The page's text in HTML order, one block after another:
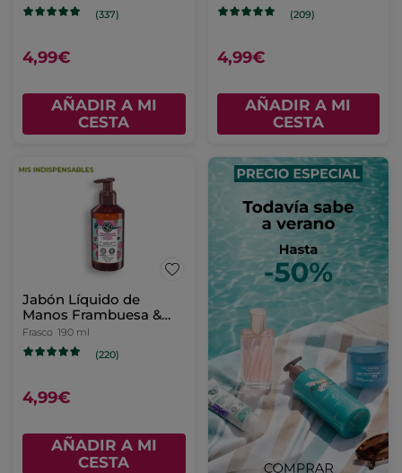
(337)
4,99€
AÑADIR A MI
CESTA
(209)
4,99€
AÑADIR A MI
CESTA
Jabón Líquido de
Manos Frambuesa &
Hierbabuena
Frasco 190 ml
(220)
4,99€
AÑADIR A MI
CESTA